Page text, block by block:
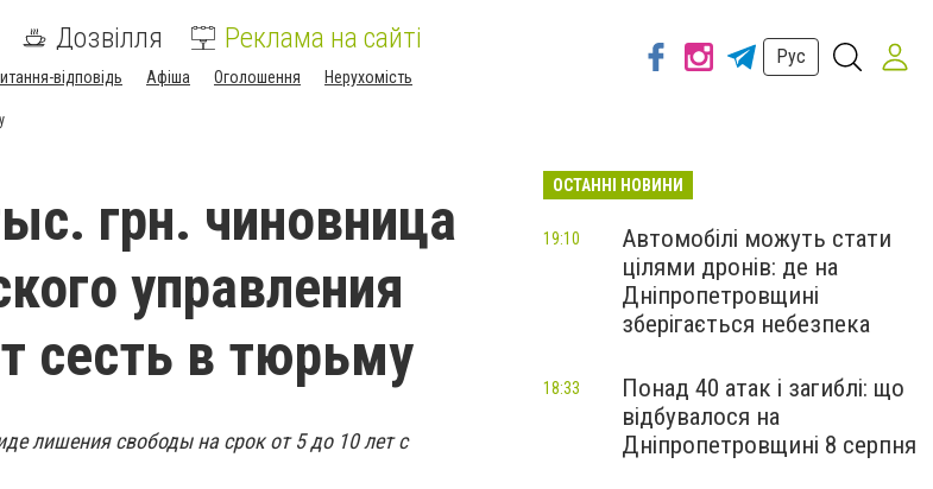
Дозвілля Реклама на сайті
відповідь Афіша Оголошення Нерухомість
Рус
грн. чиновница
управления
сесть в тюрьму
лишения свободы на срок от 5 до 10 лет с
ОСТАННІ НОВИНИ
Автомобілі можуть стати
цілями дронів: де на
Дніпропетровщині
зберігається небезпека
19:10
Понад 40 атак і загиблі: що
відбувалося на
Дніпропетровщині 8 серпня
18:33